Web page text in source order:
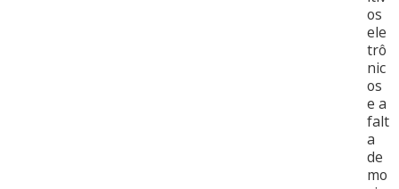
os
ele
trô
nic
os
e a
falt
a
de
mo